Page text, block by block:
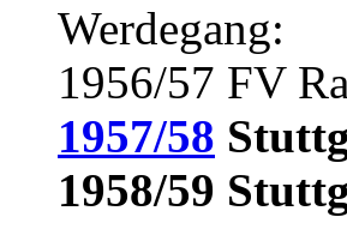
Werdegang:
1956/57 FV
1957/58
1958/59